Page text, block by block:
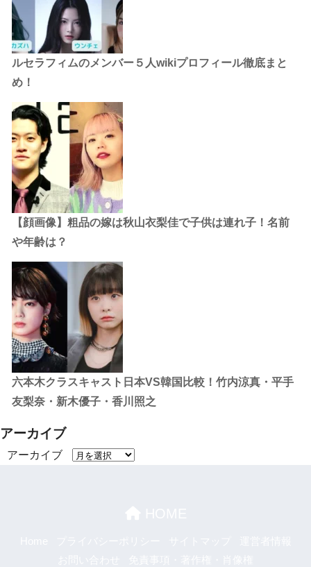
ルセラフィムのメンバー５人wikiプロフィール徹底まと
め！
【顔画像】粗品の嫁は秋山衣梨佳で子供は連れ子！名前
や年齢は？
六本木クラスキャスト日本VS韓国比較！竹内涼真・平手
友梨奈・新木優子・香川照之
アーカイブ
アーカイブ